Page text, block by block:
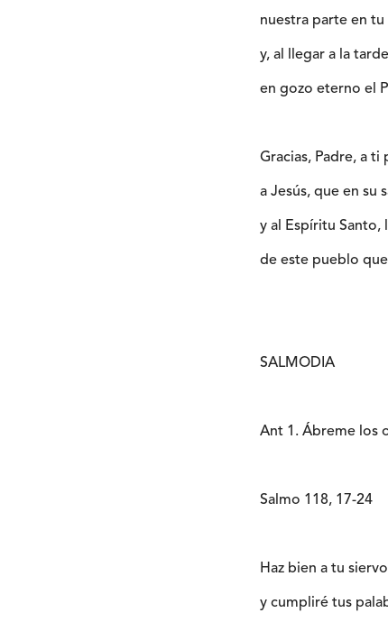
nuestra parte en
y, al llegar a la
en gozo eterno el
Gracias, Padre, a ti
a Jesús, que en su
y al Espíritu Santo,
de este pueblo
SALMODIA
Ant 1. Ábreme los
Salmo 118, 17-24
Haz bien a tu
y cumpliré tus